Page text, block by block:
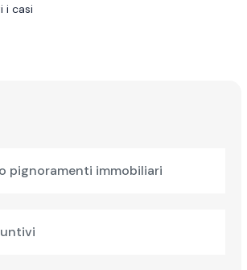
i casi
pignoramenti immobiliari